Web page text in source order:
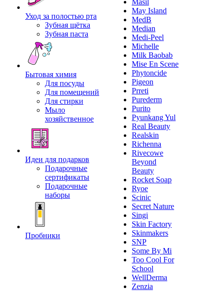
Уход за полостью рта
Зубная щётка
Зубная паста
Бытовая химия
Для посуды
Для помещений
Для стирки
Мыло
хозяйственное
Идеи для подарков
Подарочные
сертификаты
Подарочные
наборы
Пробники
Masil
May Island
MedB
Median
Medi-Peel
Michelle
Milk Baobab
Mise En Scene
Phytoncide
Pigeon
Prreti
Purederm
Purito
Pyunkang Yul
Real Beauty
Realskin
Richenna
Rivecowe
Beyond
Beauty
Rocket Soap
Ryoe
Scinic
Secret Nature
Singi
Skin Factory
Skinmakers
SNP
Some By Mi
Too Cool For
School
WellDerma
Zenzia